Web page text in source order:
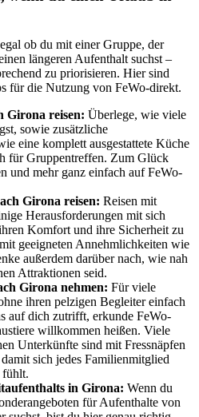
ob du mit einer Gruppe, der
längeren Aufenthalt suchst –
zu priorisieren. Hier sind
für die Nutzung von FeWo-direkt.
Girona reisen: Überlege, wie viele
sowie zusätzliche
eine komplett ausgestattete Küche
für Gruppentreffen. Zum Glück
und mehr ganz einfach auf FeWo-
Girona reisen: Reisen mit
Herausforderungen mit sich
Komfort und ihre Sicherheit zu
geeigneten Annehmlichkeiten wie
außerdem darüber nach, wie nah
Attraktionen seid.
Girona nehmen: Für viele
ihren pelzigen Begleiter einfach
auf dich zutrifft, erkunde FeWo-
willkommen heißen. Viele
Unterkünfte sind mit Fressnäpfen
sich jedes Familienmitglied
fühlt.
in Girona: Wenn du
für Aufenthalte von